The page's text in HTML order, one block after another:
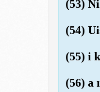
(53)
(54)
(55) i
(56) a